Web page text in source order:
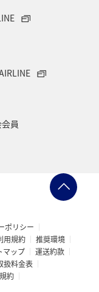
員
ポリシー
用規約
推奨環境
マップ
運送約款
扱料金表
約